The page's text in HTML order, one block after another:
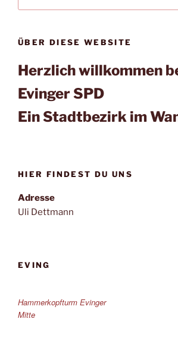
nach:
ÜBER DIESE WEBSITE
Herzlich willkommen
Evinger SPD
Ein Stadtbezirk im
HIER FINDEST DU UNS
Adresse
Uli Dettmann
EVING
Hammerkopfturm Evinger
Mitte